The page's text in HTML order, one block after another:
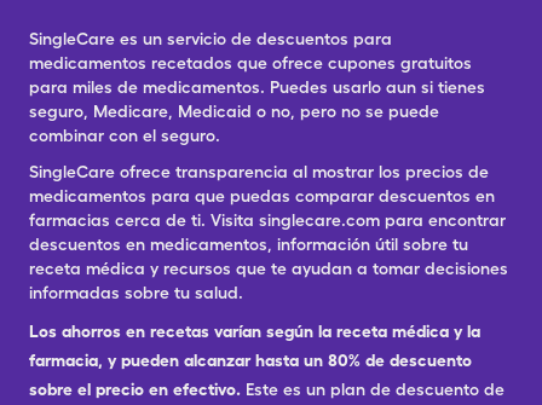
SingleCare es un servicio de descuentos para
medicamentos recetados que ofrece cupones gratuitos
para miles de medicamentos. Puedes usarlo aun si tienes
seguro, Medicare, Medicaid o no, pero no se puede
combinar con el seguro.
SingleCare ofrece transparencia al mostrar los precios de
medicamentos para que puedas comparar descuentos en
farmacias cerca de ti. Visita singlecare.com para encontrar
descuentos en medicamentos, información útil sobre tu
receta médica y recursos que te ayudan a tomar decisiones
informadas sobre tu salud.
Los ahorros en recetas varían según la receta médica y la
farmacia, y pueden alcanzar hasta un 80% de descuento
sobre el precio en efectivo. Este es un plan de descuento de